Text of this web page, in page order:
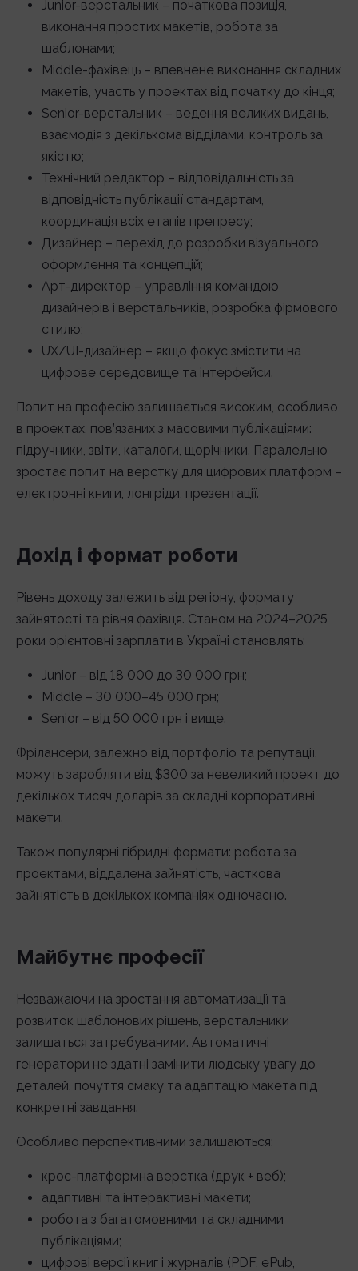
Junior-верстальник – початкова позиція,
виконання простих макетів, робота за
шаблонами;
Middle-фахівець – впевнене виконання складних
макетів, участь у проектах від початку до кінця;
Senior-верстальник – ведення великих видань,
взаємодія з декількома відділами, контроль за
якістю;
Технічний редактор – відповідальність за
відповідність публікації стандартам,
координація всіх етапів препресу;
Дизайнер – перехід до розробки візуального
оформлення та концепцій;
Арт-директор – управління командою
дизайнерів і верстальників, розробка фірмового
стилю;
UX/UI-дизайнер – якщо фокус змістити на
цифрове середовище та інтерфейси.
Попит на професію залишається високим, особливо
в проектах, пов’язаних з масовими публікаціями:
підручники, звіти, каталоги, щорічники. Паралельно
зростає попит на верстку для цифрових платформ –
електронні книги, лонгріди, презентації.
Дохід і формат роботи
Рівень доходу залежить від регіону, формату
зайнятості та рівня фахівця. Станом на 2024–2025
роки орієнтовні зарплати в Україні становлять:
Junior – від 18 000 до 30 000 грн;
Middle – 30 000–45 000 грн;
Senior – від 50 000 грн і вище.
Фрілансери, залежно від портфоліо та репутації,
можуть заробляти від $300 за невеликий проект до
декількох тисяч доларів за складні корпоративні
макети.
Також популярні гібридні формати: робота за
проектами, віддалена зайнятість, часткова
зайнятість в декількох компаніях одночасно.
Майбутнє професії
Незважаючи на зростання автоматизації та
розвиток шаблонових рішень, верстальники
залишаться затребуваними. Автоматичні
генератори не здатні замінити людську увагу до
деталей, почуття смаку та адаптацію макета під
конкретні завдання.
Особливо перспективними залишаються:
крос-платформна верстка (друк + веб);
адаптивні та інтерактивні макети;
робота з багатомовними та складними
публікаціями;
цифрові версії книг і журналів (PDF, ePub,